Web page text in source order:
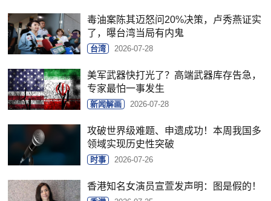
毒油案陈其迈怒问20%决策，卢秀燕证实
了，曝台湾当局有内鬼
台湾 2026-07-28
美军武器快打光了？高端武器库存告急，
专家最怕一事发生
新闻解画 2026-07-28
攻破世界级难题、申遗成功！本周我国多
领域实现历史性突破
时事 2026-07-26
香港知名女演员宣萱发声明：图是假的！